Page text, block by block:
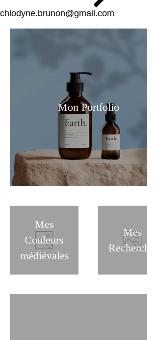
chlodyne.brunon@gmail.com
Mon Portfolio
Mes
Couleurs
médiévales
Mes
Recherches